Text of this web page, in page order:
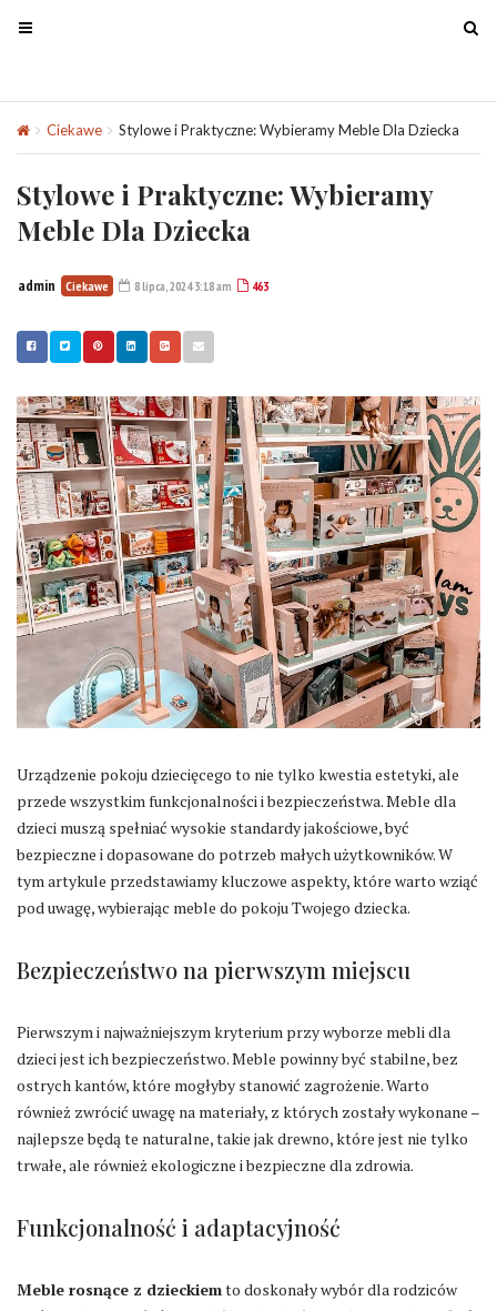
T
g
l
e
n
v
g
o
n
T
g
e
o
n
Ciekawe Stylowe i Praktyczne: Wybieramy Meble Dla Dziecka
Stylowe i Praktyczne: Wybieramy
Meble Dla Dziecka
admin Ciekawe 8 lipca, 2024 3:18 am 463
Urządzenie pokoju dziecięcego to nie tylko kwestia estetyki, ale
przede wszystkim funkcjonalności i bezpieczeństwa. Meble dla
dzieci muszą spełniać wysokie standardy jakościowe, być
bezpieczne i dopasowane do potrzeb małych użytkowników. W
tym artykule przedstawiamy kluczowe aspekty, które warto wziąć
pod uwagę, wybierając meble do pokoju Twojego dziecka.
Bezpieczeństwo na pierwszym miejscu
Pierwszym i najważniejszym kryterium przy wyborze mebli dla
dzieci jest ich bezpieczeństwo. Meble powinny być stabilne, bez
ostrych kantów, które mogłyby stanowić zagrożenie. Warto
również zwrócić uwagę na materiały, z których zostały wykonane –
najlepsze będą te naturalne, takie jak drewno, które jest nie tylko
trwałe, ale również ekologiczne i bezpieczne dla zdrowia.
Funkcjonalność i adaptacyjność
Meble rosnące z dzieckiemto doskonały wybór dla rodziców